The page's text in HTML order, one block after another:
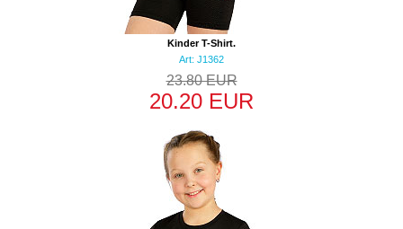
Kinder T-Shirt.
Art: J1362
23.80 EUR
20.20 EUR